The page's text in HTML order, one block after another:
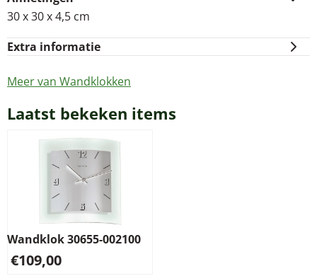
30 x 30 x 4,5 cm
Extra informatie
Meer van Wandklokken
Laatst bekeken items
Wandklok 30655-002100
€109,00